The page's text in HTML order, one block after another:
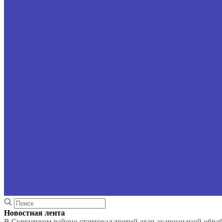
Новостная лента